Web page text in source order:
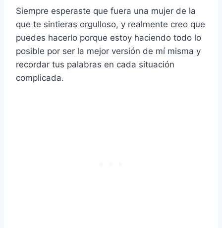
Siempre esperaste que fuera una mujer de la
que te sintieras orgulloso, y realmente creo que
puedes hacerlo porque estoy haciendo todo lo
posible por ser la mejor versión de mí misma y
recordar tus palabras en cada situación
complicada.